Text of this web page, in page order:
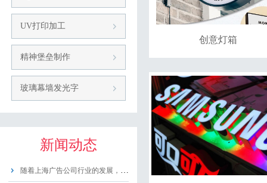
UV打印加工
精神堡垒制作
玻璃幕墙发光字
新闻动态
随着上海广告公司行业的发展，广告制作向高......
创意灯箱